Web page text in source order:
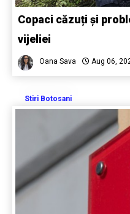
Copaci căzuți și
vijeliei
Oana Sava Aug 06,
Stiri Botosani